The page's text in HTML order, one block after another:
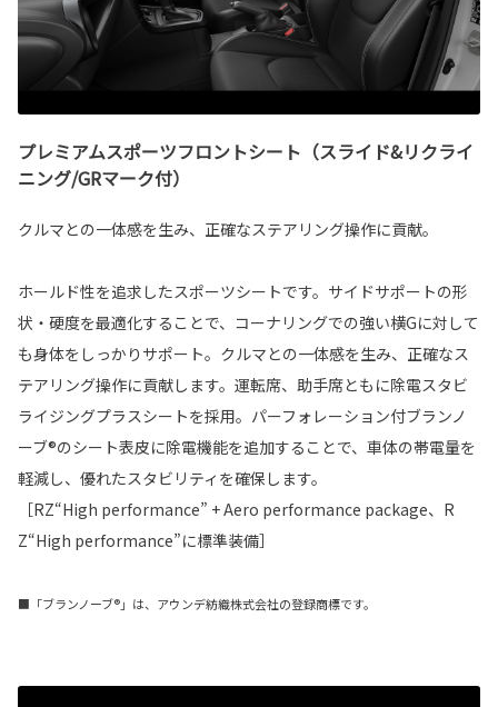
プレミアムスポーツフロントシート（スライド&リクライ
ニング/GRマーク付）
クルマとの一体感を生み、正確なステアリング操作に貢献。
ホールド性を追求したスポーツシートです。サイドサポートの形
状・硬度を最適化することで、コーナリングでの強い横Gに対して
も身体をしっかりサポート。クルマとの一体感を生み、正確なス
テアリング操作に貢献します。運転席、助手席ともに除電スタビ
ライジングプラスシートを採用。パーフォレーション付ブランノ
ーブ®のシート表皮に除電機能を追加することで、車体の帯電量を
軽減し、優れたスタビリティを確保します。
［RZ“High performance” + Aero performance package、R
Z“High performance”に標準装備］
■「ブランノーブ®」は、アウンデ紡織株式会社の登録商標です。